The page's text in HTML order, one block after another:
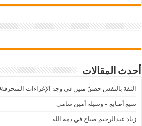
أحدث المقالات
الثقة بالنفس حصنٌ متين في وجه الإغراءات المنحرفة00
سبع أصابع – وسيلة أمين سامي
زياد عبدالرحيم صباح في ذمة الله